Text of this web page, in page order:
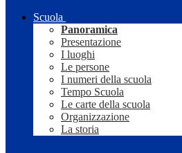
Scuola
Panoramica
Presentazione
I luoghi
Le persone
I numeri della scuola
Tempo Scuola
Le carte della scuola
Organizzazione
La storia